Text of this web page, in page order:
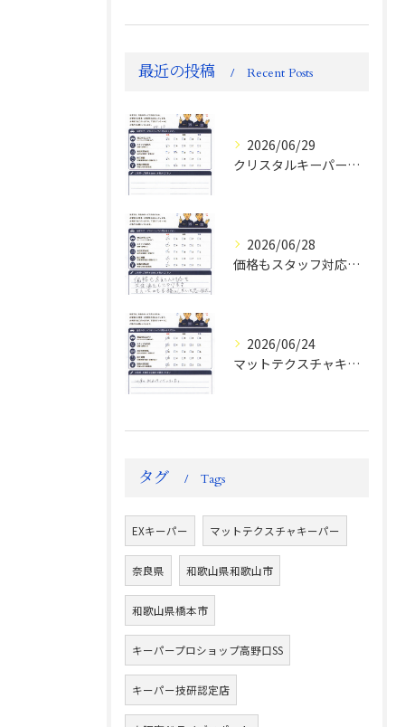
最近の投稿 Recent Posts
2026/06/29
クリスタルキーパー評判
2026/06/28
価格もスタッフ対応も大変満足！ランドクルーザーFJお客様の声
2026/06/24
マットテクスチャキーパー施工後のお客様の声
タグ Tags
EXキーパー マットテクスチャキーパー
奈良県 和歌山県和歌山市
和歌山県橋本市
キーパープロショップ高野口SS
キーパー技研認定店